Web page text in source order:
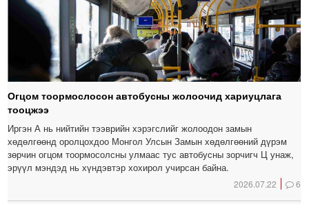
Огцом тоормослосон автобусны жолоочид хариуцлага
тооцжээ
Иргэн А нь нийтийн тээврийн хэрэгслийг жолоодон замын
хөдөлгөөнд оролцохдоо Монгол Улсын Замын хөдөлгөөний дүрэм
зөрчин огцом тоормосолсны улмаас тус автобусны зорчигч Ц унаж,
эрүүл мэндэд нь хүндэвтэр хохирол учирсан байна.
2026.07.22 6